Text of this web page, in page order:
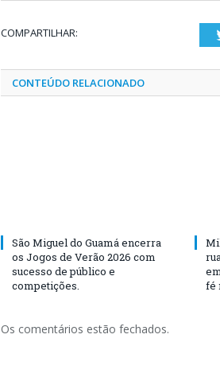
COMPARTILHAR:
CONTEÚDO RELACIONADO
São Miguel do Guamá encerra
os Jogos de Verão 2026 com
sucesso de público e
competições.
fé
Os comentários estão fechados.